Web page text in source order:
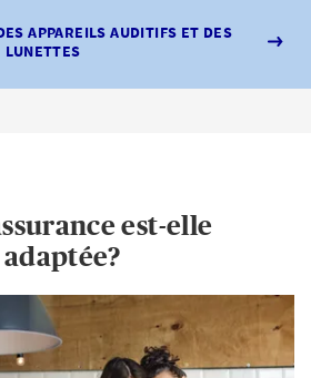
APPAREILS AUDITIFS ET DES
LUNETTES
est-elle
adaptée?